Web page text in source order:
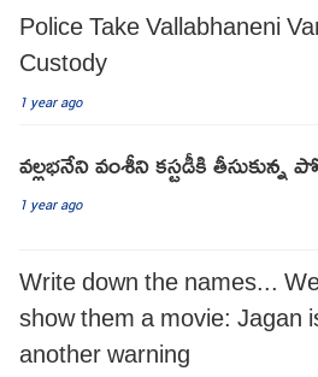
Police Take Vallabhaneni
Custody
1 year ago
వల్లభనేని వంశీని కస్టడీకి తీసుకున్న
1 year ago
Write down the names...
show them a movie: Jagan
another warning